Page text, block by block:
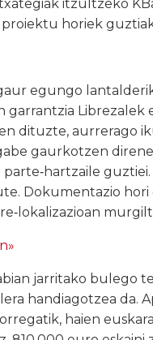
itzultzeko
horiek
egungo
Librezalek
dituzte, aurrerago
gaurkotzen
Dokumentazio hori
jarritako bulego
handiagotzea da.
haien